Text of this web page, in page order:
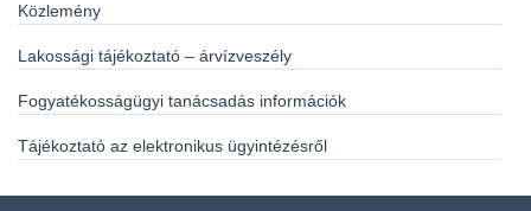
Közlemény
Lakossági tájékoztató – árvízveszély
Fogyatékosságügyi tanácsadás információk
Tájékoztató az elektronikus ügyintézésről